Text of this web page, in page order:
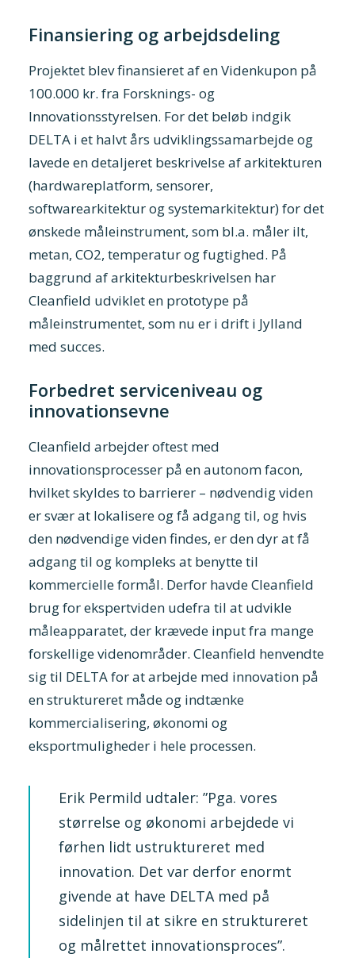
Finansiering og arbejdsdeling
Projektet blev finansieret af en Videnkupon på
100.000 kr. fra Forsknings- og
Innovationsstyrelsen. For det beløb indgik
DELTA i et halvt års udviklingssamarbejde og
lavede en detaljeret beskrivelse af arkitekturen
(hardwareplatform, sensorer,
softwarearkitektur og systemarkitektur) for det
ønskede måleinstrument, som bl.a. måler ilt,
metan, CO2, temperatur og fugtighed. På
baggrund af arkitekturbeskrivelsen har
Cleanfield udviklet en prototype på
måleinstrumentet, som nu er i drift i Jylland
med succes.
Forbedret serviceniveau og
innovationsevne
Cleanfield arbejder oftest med
innovationsprocesser på en autonom facon,
hvilket skyldes to barrierer – nødvendig viden
er svær at lokalisere og få adgang til, og hvis
den nødvendige viden findes, er den dyr at få
adgang til og kompleks at benytte til
kommercielle formål. Derfor havde Cleanfield
brug for ekspertviden udefra til at udvikle
måleapparatet, der krævede input fra mange
forskellige videnområder. Cleanfield henvendte
sig til DELTA for at arbejde med innovation på
en struktureret måde og indtænke
kommercialisering, økonomi og
eksportmuligheder i hele processen.
Erik Permild udtaler: ”Pga. vores
størrelse og økonomi arbejdede vi
førhen lidt ustruktureret med
innovation. Det var derfor enormt
givende at have DELTA med på
sidelinjen til at sikre en struktureret
og målrettet innovationsproces”.